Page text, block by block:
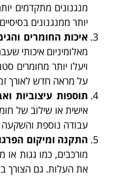
מנגנונים מתקדמים
יותר ממנגנונים
איכות החומרים
מאלומיניום איכותי
ויעלו יותר מחומרים
על מראה חדש לאורך
תוספות עיצוביות
אישית או שילוב של
עבודה נוספת והשקעה
התקנה ומיקום
מורכבים, כמו גגות
את העלות. גם הצורך